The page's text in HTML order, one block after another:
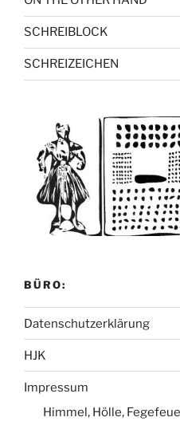
SCHREIBLOCK
SCHREIZEICHEN
BÜRO:
Datenschutzerklärung
HJK
Impressum
Himmel, Hölle,